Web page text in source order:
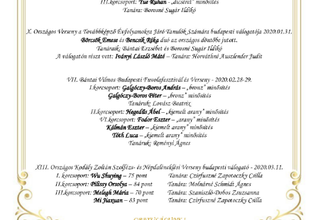
Területi Válogatója